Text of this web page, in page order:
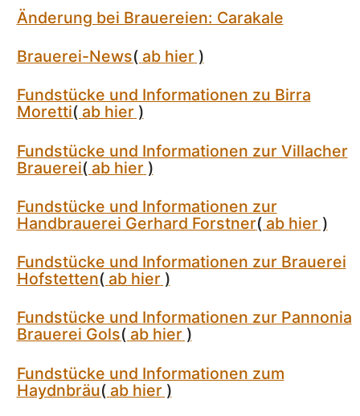
Änderung bei Brauereien: Carakale
Brauerei-News( ab hier)
Fundstücke und Informationen zu Birra
Moretti( ab hier)
Fundstücke und Informationen zur Villacher
Brauerei( ab hier)
Fundstücke und Informationen zur
Handbrauerei Gerhard Forstner( ab hier)
Fundstücke und Informationen zur Brauerei
Hofstetten( ab hier)
Fundstücke und Informationen zur Pannonia
Brauerei Gols( ab hier)
Fundstücke und Informationen zum
Haydnbräu( ab hier)